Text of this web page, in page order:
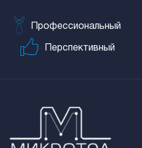
Профессиональный
Перспективный